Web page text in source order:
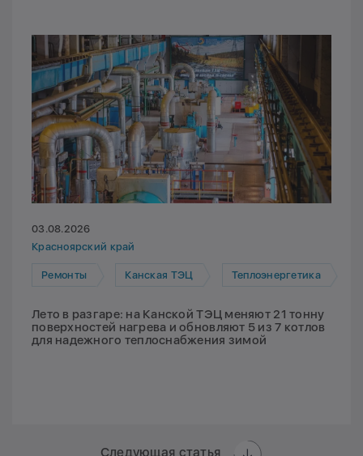
03.08.2026
Красноярский край
Ремонты Канская ТЭЦ Теплоэнергетика
Лето в разгаре: на Канской ТЭЦ меняют 21 тонну
поверхностей нагрева и обновляют 5 из 7 котлов
для надежного теплоснабжения зимой
Следующая статья